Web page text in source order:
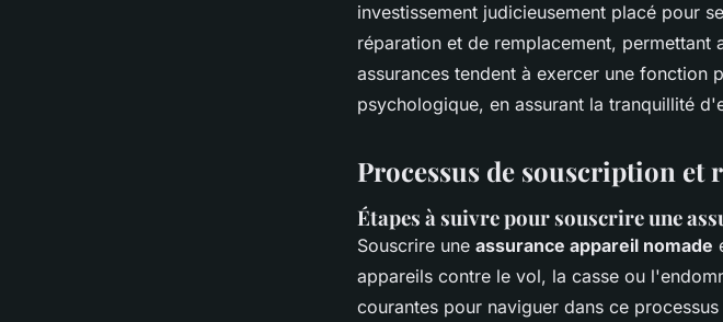
investissement judicieusement placé pour
réparation et de remplacement, permettant
assurances tendent à exercer une fonction
psychologique, en assurant la tranquillité
Processus de souscription et
Étapes à suivre pour souscrire une
Souscrire une assurance appareil nomade
appareils contre le vol, la casse ou
courantes pour naviguer dans ce processus